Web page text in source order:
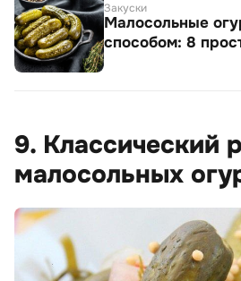
Закуски
Малосольные
способом: 8
9. Классический
малосольных